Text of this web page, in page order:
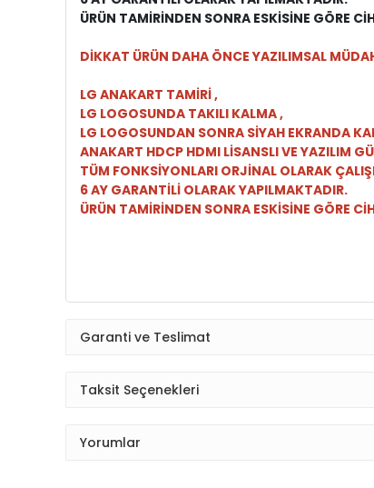
ÜRÜN TAMİRİNDEN SONRA ESKİSİNE GÖRE
DİKKAT ÜRÜN DAHA ÖNCE YAZILIMSAL
LG ANAKART TAMİRİ ,
LG LOGOSUNDA TAKILI KALMA ,
LG LOGOSUNDAN SONRA SİYAH EKRANDA
ANAKART HDCP HDMI LİSANSLI VE YAZILIM
TÜM FONKSİYONLARI ORJİNAL OLARAK
6 AY GARANTİLİ OLARAK YAPILMAKTADIR.
ÜRÜN TAMİRİNDEN SONRA ESKİSİNE GÖRE
Garanti ve Teslimat
Taksit Seçenekleri
Yorumlar